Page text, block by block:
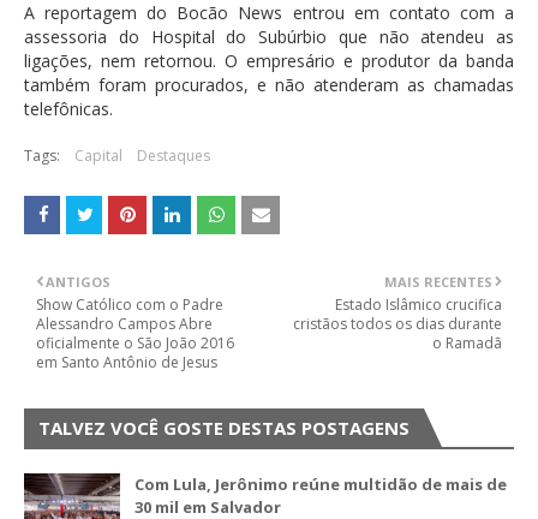
A reportagem do Bocão News entrou em contato com a
assessoria do Hospital do Subúrbio que não atendeu as
ligações, nem retornou. O empresário e produtor da banda
também foram procurados, e não atenderam as chamadas
telefônicas.
Tags: Capital Destaques
MAIS RECENTES
Estado Islâmico crucifica
cristãos todos os dias durante
o Ramadã
ANTIGOS
Show Católico com o Padre
Alessandro Campos Abre
oficialmente o São João 2016
em Santo Antônio de Jesus
TALVEZ VOCÊ GOSTE DESTAS POSTAGENS
Com Lula, Jerônimo reúne multidão de mais de
30 mil em Salvador